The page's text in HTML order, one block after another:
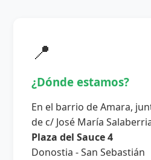
📍
¿Dónde estamos?
En el barrio de Amara,
de c/ José María
Plaza del Sauce 4
Donostia - San Sebastián